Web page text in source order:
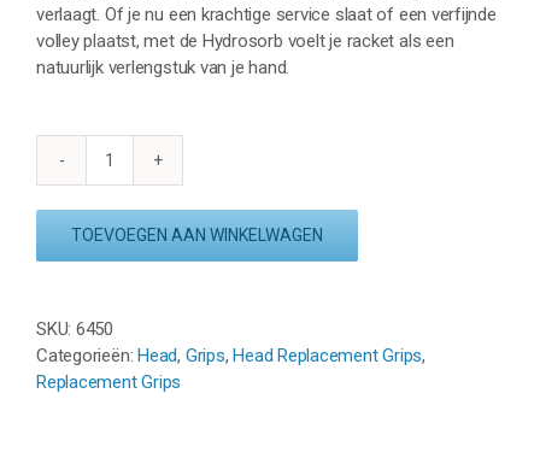
verlaagt. Of je nu een krachtige service slaat of een verfijnde
volley plaatst, met de Hydrosorb voelt je racket als een
natuurlijk verlengstuk van je hand.
HEAD
BASISGRIP
TOEVOEGEN AAN WINKELWAGEN
SKU: 6450
Categorieën:Head, Grips,Head Replacement Grips,
Replacement Grips